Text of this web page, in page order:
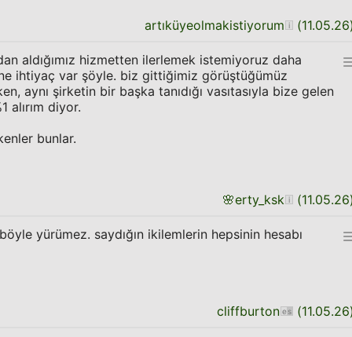
artıküyeolmakistiyorum (11.05.26
aldığımız hizmetten ilerlemek istemiyoruz daha
ihtiyaç var şöyle. biz gittiğimiz görüştüğümüz
aynı şirketin bir başka tanıdığı vasıtasıyla bize gelen
alırım diyor.
bunlar.
🌸erty_ksk (11.05.26
yürümez. saydığın ikilemlerin hepsinin hesabı
cliffburton (11.05.26